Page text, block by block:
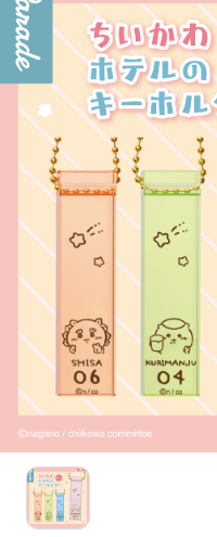
お問い合わせ
PRIZE 公式
PRIZE 公式
CAPSULE
CAPSULE
プライバシー